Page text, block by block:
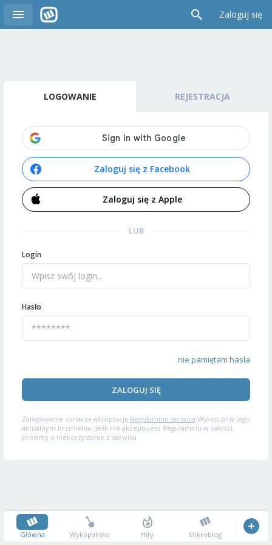
Zaloguj się
LOGOWANIE REJESTRACJA
Zaloguj się z Facebook
Zaloguj się z Apple
LUB
Login
Hasło
nie pamiętam hasła
ZALOGUJ SIĘ
Zalogowanie oznacza akceptację Regulaminu serwisu Wykop.pl w jego
aktualnym brzmieniu. Jeśli nie akceptujesz Regulaminu w całości,
prosimy o niekorzystanie z serwisu.
Główna Wykopalisko Hity Mikroblog